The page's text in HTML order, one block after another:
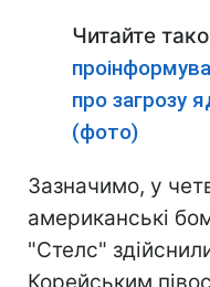
Читайте
про загрозу
(фото)
Зазначимо, у
американські
"Стелс"